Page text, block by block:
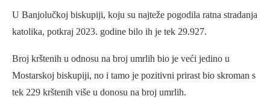
U Banjolučkoj biskupiji, koju su najteže pogodila ratna stradanja
katolika, potkraj 2023. godine bilo ih je tek 29.927.
Broj krštenih u odnosu na broj umrlih bio je veći jedino u
Mostarskoj biskupiji, no i tamo je pozitivni prirast bio skroman s
tek 229 krštenih više u donosu na broj umrlih.